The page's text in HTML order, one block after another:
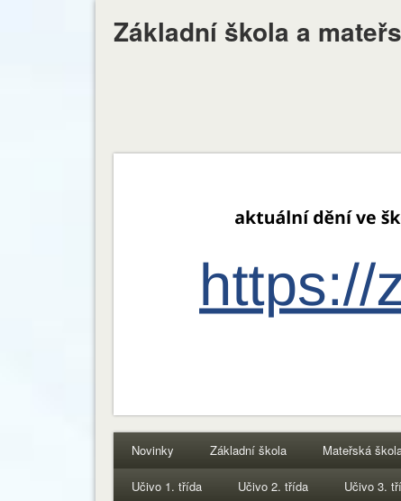
Základní škola a
Novinky Základní škola Mateřská
Učivo 1. třída Učivo 2. třída Učivo 3.